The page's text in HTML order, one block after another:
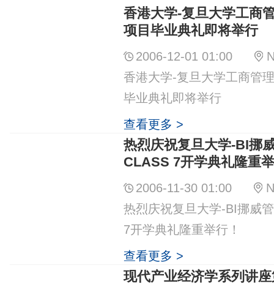
香港大学-复旦大学工商
项目毕业典礼即将举行
2006-12-01 01:00
香港大学-复旦大学工商管
毕业典礼即将举行
查看更多 >
热烈庆祝复旦大学-BI挪
CLASS 7开学典礼隆重
2006-11-30 01:00
热烈庆祝复旦大学-BI挪威
7开学典礼隆重举行！
查看更多 >
现代产业经济学系列讲